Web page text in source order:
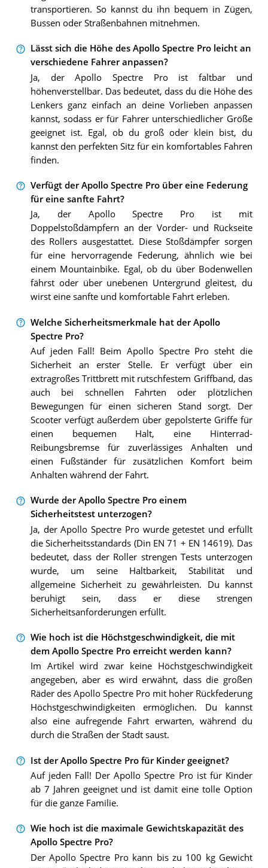
transportieren. So kannst du ihn bequem in Zügen,
Bussen oder Straßenbahnen mitnehmen.
Lässt sich die Höhe des Apollo Spectre Pro leicht an
verschiedene Fahrer anpassen?
Ja, der Apollo Spectre Pro ist faltbar und
höhenverstellbar. Das bedeutet, dass du die Höhe des
Lenkers ganz einfach an deine Vorlieben anpassen
kannst, sodass er für Fahrer unterschiedlicher Größe
geeignet ist. Egal, ob du groß oder klein bist, du
kannst den perfekten Sitz für ein komfortables Fahren
finden.
Verfügt der Apollo Spectre Pro über eine Federung
für eine sanfte Fahrt?
Ja, der Apollo Spectre Pro ist mit
Doppelstoßdämpfern an der Vorder- und Rückseite
des Rollers ausgestattet. Diese Stoßdämpfer sorgen
für eine hervorragende Federung, ähnlich wie bei
einem Mountainbike. Egal, ob du über Bodenwellen
fährst oder über unebenen Untergrund gleitest, du
wirst eine sanfte und komfortable Fahrt erleben.
Welche Sicherheitsmerkmale hat der Apollo
Spectre Pro?
Auf jeden Fall! Beim Apollo Spectre Pro steht die
Sicherheit an erster Stelle. Er verfügt über ein
extragroßes Trittbrett mit rutschfestem Griffband, das
auch bei schnellen Fahrten oder plötzlichen
Bewegungen für einen sicheren Stand sorgt. Der
Scooter verfügt außerdem über gepolsterte Griffe für
einen bequemen Halt, eine Hinterrad-
Reibungsbremse für zuverlässiges Anhalten und
einen Fußständer für zusätzlichen Komfort beim
Anhalten während der Fahrt.
Wurde der Apollo Spectre Pro einem
Sicherheitstest unterzogen?
Ja, der Apollo Spectre Pro wurde getestet und erfüllt
die Sicherheitsstandards (Din EN 71 + EN 14619). Das
bedeutet, dass der Roller strengen Tests unterzogen
wurde, um seine Haltbarkeit, Stabilität und
allgemeine Sicherheit zu gewährleisten. Du kannst
beruhigt sein, dass er diese strengen
Sicherheitsanforderungen erfüllt.
Wie hoch ist die Höchstgeschwindigkeit, die mit
dem Apollo Spectre Pro erreicht werden kann?
Im Artikel wird zwar keine Höchstgeschwindigkeit
angegeben, aber es wird erwähnt, dass die großen
Räder des Apollo Spectre Pro mit hoher Rückfederung
Höchstgeschwindigkeiten ermöglichen. Du kannst
also eine aufregende Fahrt erwarten, während du
durch die Straßen der Stadt saust.
Ist der Apollo Spectre Pro für Kinder geeignet?
Auf jeden Fall! Der Apollo Spectre Pro ist für Kinder
ab 7 Jahren geeignet und ist damit eine tolle Option
für die ganze Familie.
Wie hoch ist die maximale Gewichtskapazität des
Apollo Spectre Pro?
Der Apollo Spectre Pro kann bis zu 100 kg Gewicht